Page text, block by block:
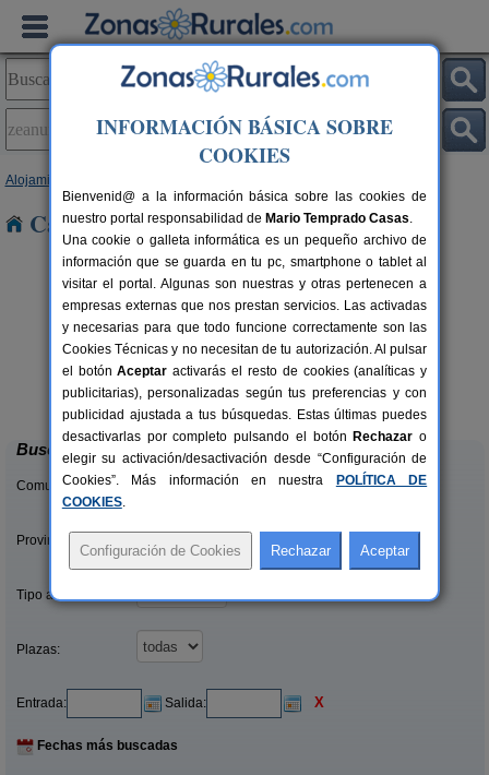
Alojamientos
Casas Rurales en Zeanuri
22 pers.
desde29 €
Hotel Rural Natxiondo **
Ispaster (Vizcaya)
Buscar
Comunidades:
Provincias/Islas:
Tipo alquiler:
Plazas:
Entrada: Salida: X
Fechas más buscadas
INFORMACIÓN BÁSICA SOBRE
COOKIES
Bienvenid@ a la información básica sobre las cookies de
nuestro portal responsabilidad de Mario Temprado Casas.
Una cookie o galleta informática es un pequeño archivo de
información que se guarda en tu pc, smartphone o tablet al
visitar el portal. Algunas son nuestras y otras pertenecen a
empresas externas que nos prestan servicios. Las activadas
y necesarias para que todo funcione correctamente son las
Cookies Técnicas y no necesitan de tu autorización. Al pulsar
el botónAceptar activarás el resto de cookies (analíticas y
publicitarias), personalizadas según tus preferencias y con
publicidad ajustada a tus búsquedas. Estas últimas puedes
desactivarlas por completo pulsando el botón Rechazar o
elegir su activación/desactivación desde “Configuración de
Cookies”. Más información en nuestra
POLÍTICA DE
COOKIES.